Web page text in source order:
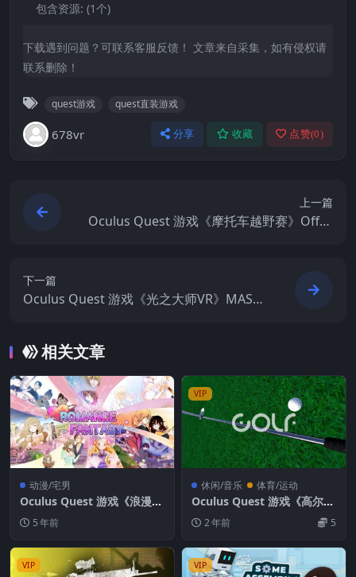
包含资源: (1个)
下载遇到问题？可联系客服反馈！ 文章来自采集，如有侵权请
联系删除！
quest游戏 quest直装游戏
678vr 分享 收藏 点赞(0)
上一篇
Oculus Quest 游戏《摩托车越野赛》Offro
下一篇
Oculus Quest 游戏《光之大师VR》MASTE
相关文章
动漫/宅男
Oculus Quest 游戏《浪漫幻
想 VR》COMIXV EDITION –
ROMANCE FANTASY VR
5 年前
VIP
休闲/音乐 体育/运动
Oculus Quest 游戏《高尔夫
球》Golf
2 年前 5
VIP VIP